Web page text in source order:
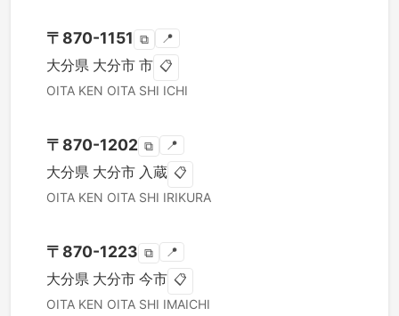
〒 870-1151 ⧉ 📍
大分県 大分市 市 📋
OITA KEN OITA SHI ICHI
〒 870-1202 ⧉ 📍
大分県 大分市 入蔵 📋
OITA KEN OITA SHI IRIKURA
〒 870-1223 ⧉ 📍
大分県 大分市 今市 📋
OITA KEN OITA SHI IMAICHI